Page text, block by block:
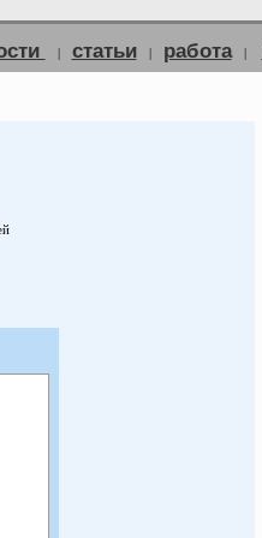
| статьи | работа |